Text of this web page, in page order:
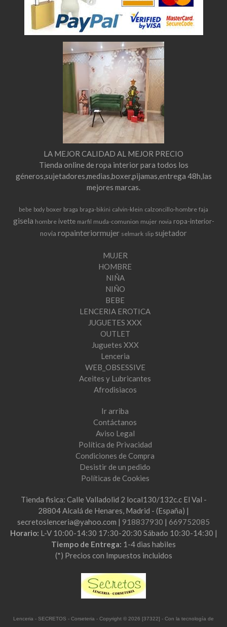
LA MEJOR CALIDAD AL MEJOR PRECIO
Tienda online de ropa interior para todos los
géneros,sujetadores,medias,boxer,pijamas,entrega 48h,las
mejores marcas.
bebe body boxer braga braga-bikini calvin-klein calzoncillo-hombre faja
gisela hombre ivette marfil muda-comunion mujer novia ropa-interior-
novia ropainteriormujer selmark slip sujetador
MUJER
HOMBRE
NIÑA
NIÑO
BEBE
LENCERIA EROTICA
JUGUETES XXX
OUTLET
Juguetes XXX
Lenceria
WEB_OBSESSIVE
Aceites y Lubricantes
Afrodisiacos
Ir arriba
Contáctanos
Aviso Legal
Política de Privacidad
Condiciones de Compra
Desistir de un pedido
Políticas de Cookies
Tienda fisica: Calle Valladolid 2 local130/132c.c El Val -
28804 Alcalá de Henares, Madrid - (España) |
secretoslenceria@yahoo.com | 918837930 | 669752085
Horario: L-V 10:00-14:30 17:30-20:30 Sábado 10:30-14:30 |
Tiempo de Entrega: 1-4 dias habiles
(*) Precios con Impuestos incluidos
Lenceria - SECRETOS - Corseteria - Copyright © 2026 [37322] - Con la tecnología de